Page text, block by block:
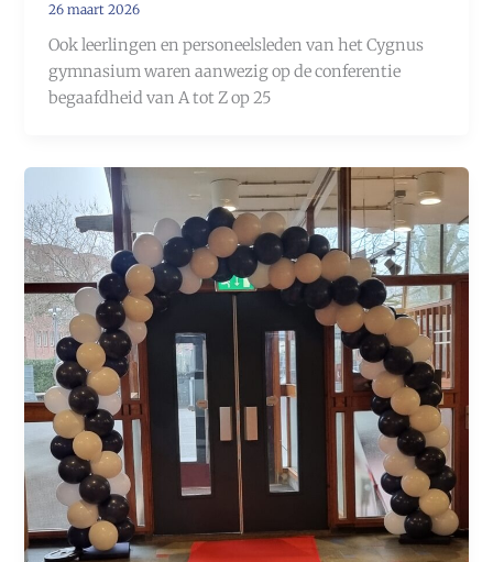
26 maart 2026
Ook leerlingen en personeelsleden van het Cygnus
gymnasium waren aanwezig op de conferentie
begaafdheid van A tot Z op 25